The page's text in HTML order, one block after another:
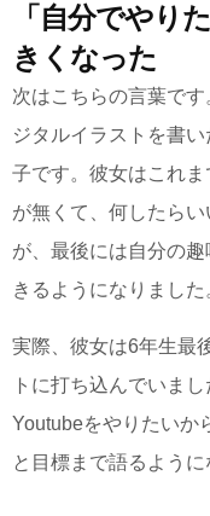
「自分でやり
きくなった
次はこちらの言葉で
ジタルイラストを書
子です。彼女はこれ
が無くて、何したら
が、最後には自分の
きるようになりました
実際、彼女は6年生最
トに打ち込んでいま
Youtubeをやりたいか
と目標まで語るように